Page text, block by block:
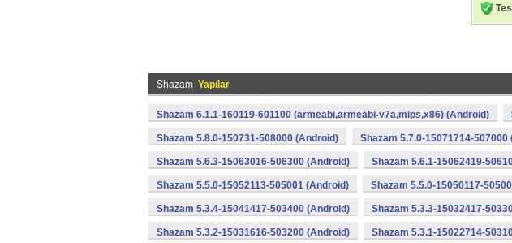
Shazam Yapılar
Shazam 6.1.1-160119-601100 (armeabi,armeabi-v7a,mips,x86) (Android)
Shazam 5.8.0-150731-508000 (Android) Shazam 5.7.0-15071714-507000
Shazam 5.6.3-15063016-506300 (Android) Shazam 5.6.1-15062419-
Shazam 5.5.0-15052113-505001 (Android) Shazam 5.5.0-15050117-
Shazam 5.3.4-15041417-503400 (Android) Shazam 5.3.3-15032417-
Shazam 5.3.2-15031616-503200 (Android) Shazam 5.3.1-15022714-